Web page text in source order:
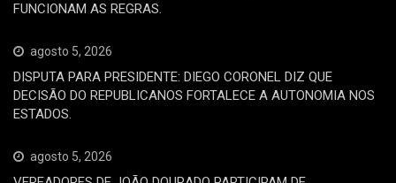
FUNCIONAM AS REGRAS.
agosto 5, 2026
DISPUTA PARA PRESIDENTE: DIEGO CORONEL DIZ QUE
DECISÃO DO REPUBLICANOS FORTALECE A AUTONOMIA NOS
ESTADOS.
agosto 5, 2026